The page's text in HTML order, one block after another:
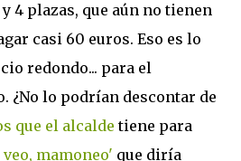
4 plazas, que aún no tienen
casi 60 euros. Eso es lo
redondo... para el
¿No lo podrían descontar de
que el alcaldetiene para
veo, mamoneo' que diría